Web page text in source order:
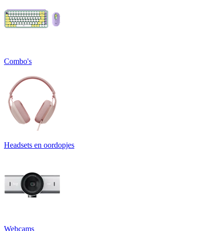
Combo's
Headsets en oordopjes
Webcams